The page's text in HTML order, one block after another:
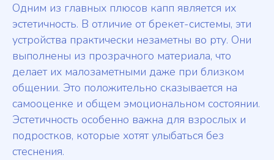
Одним из главных плюсов капп является их
эстетичность. В отличие от брекет-системы, эти
устройства практически незаметны во рту. Они
выполнены из прозрачного материала, что
делает их малозаметными даже при близком
общении. Это положительно сказывается на
самооценке и общем эмоциональном состоянии.
Эстетичность особенно важна для взрослых и
подростков, которые хотят улыбаться без
стеснения.